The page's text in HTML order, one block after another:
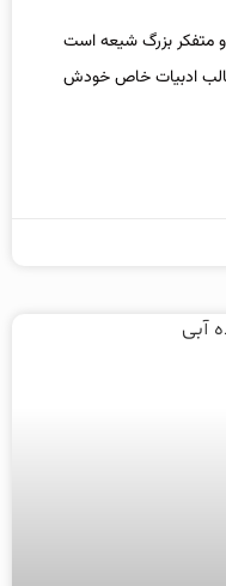
۱۳۱۲) نویسنده و متفکر بزرگ شیعه است
ادبیات خاص خودش